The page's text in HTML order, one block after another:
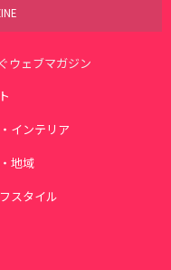
ウェブマガジン
インテリア
地域
スタイル